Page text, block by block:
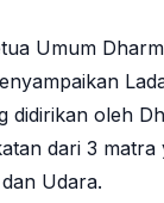
Umum
didirikan oleh
dari 3 matra
Udara.